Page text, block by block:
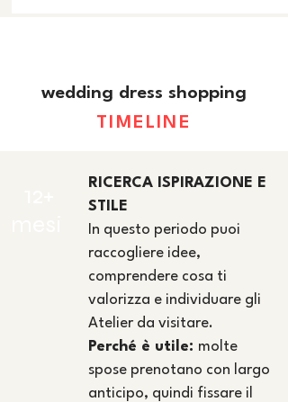
wedding dress shopping
TIMELINE
​RICERCA ISPIRAZIONE E
STILE
In questo periodo puoi
raccogliere idee,
comprendere cosa ti
valorizza e individuare gli
Atelier da visitare.
Perché è utile: molte
spose prenotano con largo
anticipo, quindi fissare il